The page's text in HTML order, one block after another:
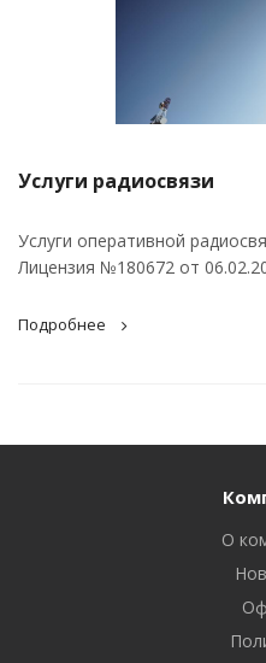
Услуги радиосвязи
Услуги оперативной
Лицензия №180672 от
Подробнее
О